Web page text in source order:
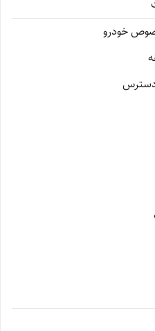
خودرو
دسترس